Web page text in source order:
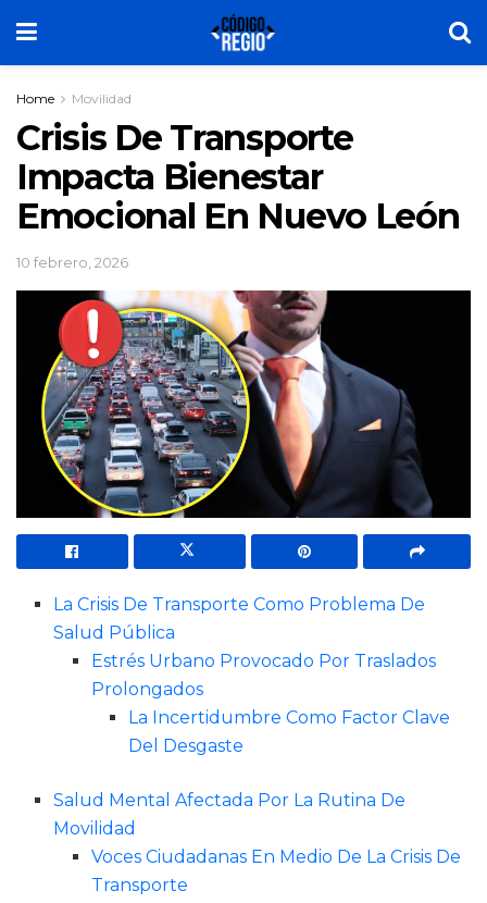
Home Movilidad
Crisis De Transporte
Impacta Bienestar
Emocional En Nuevo León
10 febrero, 2026
La Crisis De Transporte Como Problema De
Salud Pública
Estrés Urbano Provocado Por Traslados
Prolongados
La Incertidumbre Como Factor Clave
Del Desgaste
Salud Mental Afectada Por La Rutina De
Movilidad
Voces Ciudadanas En Medio De La Crisis De
Transporte